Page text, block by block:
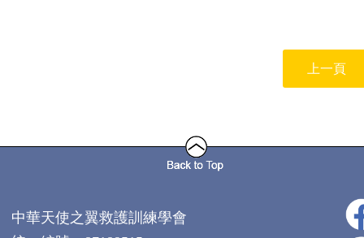
上一頁
中華天使之翼救護訓練學會